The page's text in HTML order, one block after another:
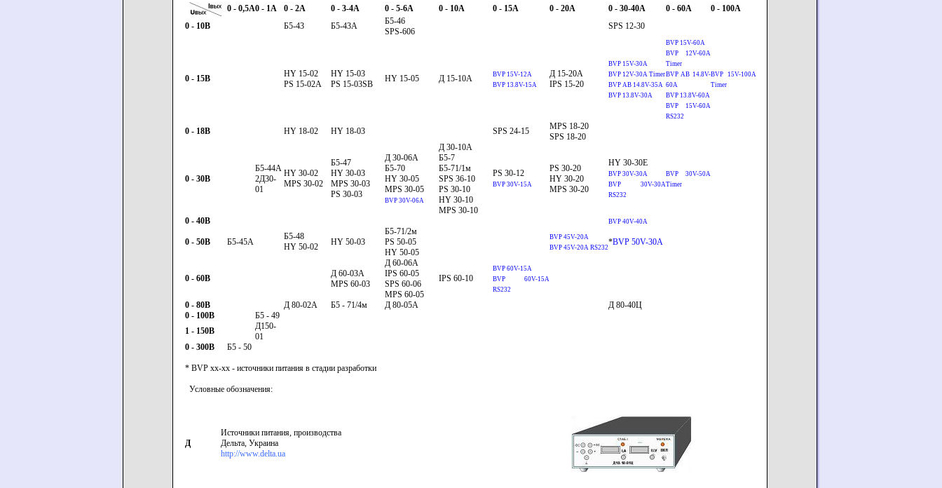
0 - 0,5A0 - 1A 0 - 2A 0 - 3-4A 0 - 5-6A 0 - 10А 0 - 15А 0 - 20А 0 - 30-40А 0 - 60А
0 - 100А
0 - 10В
Б5-43 Б5-43А
Б5-46
SPS-606
SPS 12-30
0 - 15В
НY 15-02
PS 15-02A
HY 15-03
PS 15-03SB
HY 15-05 Д 15-10А
BVP 15V-12A
BVP 13.8V-15A
Д 15-20А
IPS 15-20
BVP 15V-30A
BVP 12V-30A Timer
BVP AB 14.8V-35A
BVP 13.8V-30A
BVP 15V-60A
BVP 12V-60A
Timer
BVP AB 14.8V-
60A
BVP 13.8V-60A
BVP 15V-60A
RS232
BVP 15V-100A
Timer
0 - 18В HY 18-02 HY 18-03 SPS 24-15
MPS 18-20
SPS 18-20
0 - 30В
Б5-44А
2Д30-
01
HY 30-02
MPS 30-02
Б5-47
HY 30-03
MPS 30-03
PS 30-03
Д 30-06А
Б5-70
HY 30-05
MPS 30-05
BVP 30V-06A
Д 30-10А
Б5-7
Б5-71/1м
SPS 36-10
PS 30-10
HY 30-10
MPS 30-10
PS 30-12
BVP 30V-15A
PS 30-20
HY 30-20
MPS 30-20
HY 30-30E
BVP 30V-30A
BVP 30V-30A
RS232
BVP 30V-50A
Timer
0 - 40В BVP 40V-40A
0 - 50В Б5-45А
Б5-48
HY 50-02
HY 50-03
Б5-71/2м
PS 50-05
HY 50-05
BVP 45V-20A
BVP 45V-20A RS232
*BVP 50V-30A
0 - 60В
Д 60-03А
MPS 60-03
Д 60-06А
IPS 60-05
SPS 60-06
MPS 60-05
IPS 60-10
BVP 60V-15A
BVP 60V-15A
RS232
0 - 80В Д 80-02А Б5 - 71/4м Д 80-05А
Д 80-40Ц
0 - 100В
Б5 - 49
1 - 150В
Д150-
01
0 - 300В
Б5 - 50
* BVP xx-xx - источники питания в стадии разработки
Условные обозначения:
Д
Источники питания, производства
Дельта, Украина
http://www.delta.ua